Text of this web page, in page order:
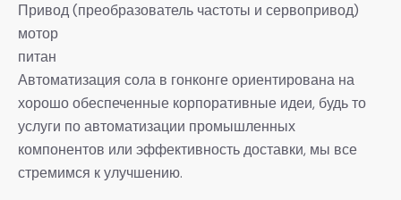
Привод (преобразователь частоты и сервопривод)
мотор
питан
Автоматизация сола в гонконге ориентирована на
хорошо обеспеченные корпоративные идеи, будь то
услуги по автоматизации промышленных
компонентов или эффективность доставки, мы все
стремимся к улучшению.